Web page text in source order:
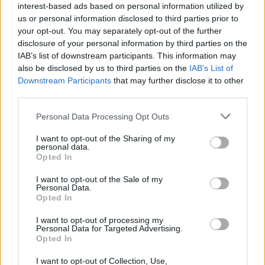
interest-based ads based on personal information utilized by
us or personal information disclosed to third parties prior to
your opt-out. You may separately opt-out of the further
disclosure of your personal information by third parties on the
IAB’s list of downstream participants. This information may
also be disclosed by us to third parties on the IAB’s List of
Downstream Participants that may further disclose it to other
Personal Data Processing Opt Outs
I want to opt-out of the Sharing of my
personal data.
Opted In
I want to opt-out of the Sale of my
Personal Data.
Opted In
I want to opt-out of processing my
Personal Data for Targeted Advertising.
Opted In
I want to opt-out of Collection, Use,
Foto |Jan Moravec /ČSOP
začátek je na návsi v Hájku (možno přijet autobusem MHD
č. 229 či 366 od stanice metra Depo Hostivař). Trasu lze
však ale pojmout i jako odbočku (zacházku) z červeně
značené turistické trasy, vedoucí z Uhříněvsi přes Královice
a Koloděje do Klánovického lesa, s níž je část trasy stezky
souběžná.
Informační tabule v terénu v blízké době doplní speciální